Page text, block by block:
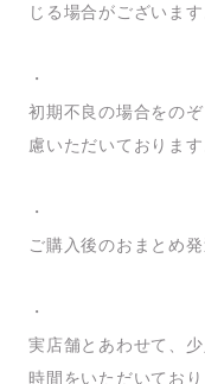
じる場合がございます
・
初期不良の場合をの
慮いただいております
・
ご購入後のおまとめ
・
実店舗とあわせて、
時間をいただいてお